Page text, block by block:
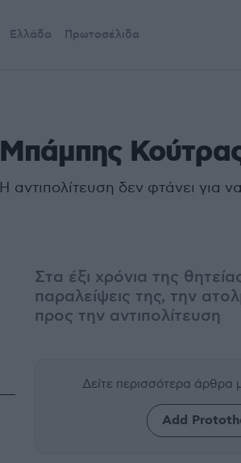
Ελλάδα Πρωτοσέλιδα
Μπάμπης
Η αντιπολίτευση δεν φτάνει για
Στα έξι χρόνια της
παραλείψεις της, την
προς την αντιπολίτευση
Δείτε περισσότερα άρθρα
Add